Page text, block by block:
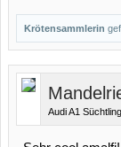
Krötensammlerin
Audi A1 Süchtling